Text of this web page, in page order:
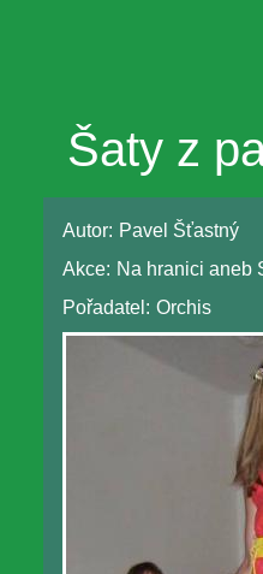
Šaty z
Autor: Pavel Šťastný
Akce: Na hranici aneb
Pořadatel: Orchis